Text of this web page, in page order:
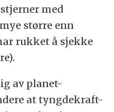
med
større enn
rukket å sjekke
av planet-
at tyngdekraft-